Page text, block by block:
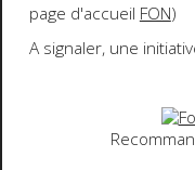
page d'accueil FON)
A signaler, une